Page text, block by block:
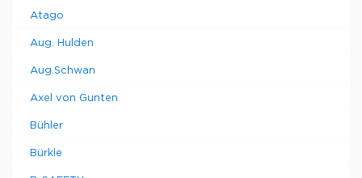
Atago
Aug. Hulden
Aug.Schwan
Axel von Gunten
Bühler
Bürkle